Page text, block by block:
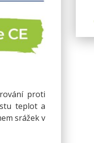
proti
teplot a
srážek v